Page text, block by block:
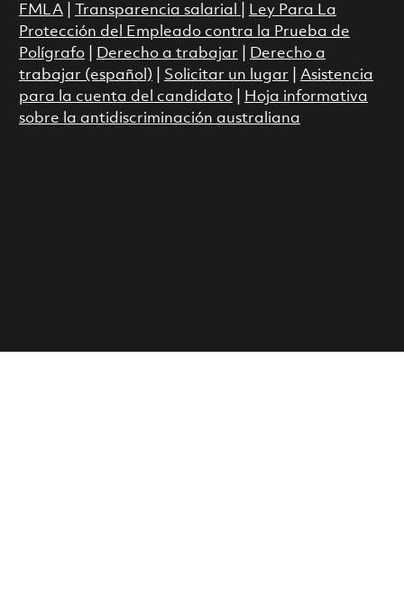
FMLA| Transparencia salarial
Ley Para La
Protección del Empleado contra la Prueba de
Polígrafo| Derecho a trabajar
Derecho a
trabajar (español)
Solicitar un lugar
Asistencia
para la cuenta del candidato|
Hoja informativa
sobre la antidiscriminación australiana